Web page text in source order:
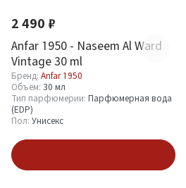
2 490 ₽
Anfar 1950 - Naseem Al Ward
Vintage 30 ml
Бренд: Anfar 1950
Объём: 30 мл
Тип парфюмерии: Парфюмерная вода
(EDP)
Пол: Унисекс